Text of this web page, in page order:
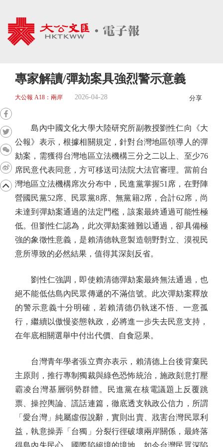
專家解讀/彈劾案具強烈警示意義
大公報 A18：兩岸 2026-04-28 分享
島內中國文化大學大陸研究所副教授劉性仁向《大
公報》表示，根據相關規定，針對台灣地區領導人的彈
劾案，需獲得台灣地區立法機構三分之二以上、至少76
席民意代表同意，方可移送司法院大法官審理。當前台
灣地區立法機構席次分布中，民進黨掌握51席，在野陣
營國民黨52席、民眾黨8席、無黨籍2席，合計62席，尚
未達到彈劾案通過的法定門檻，該案最終通過可能性極
低。但劉性仁認為，此次彈劾案雖難以通過，卻具備極
強的象徵性意義，是賴清德執意製造朝野對立、漠視民
意所導致的必然結果，值得其深刻反省。
劉性仁強調，即使賴清德彈劾案最終無法通過，也
絕不能低估島內民眾傳遞的不滿信號。此次彈劾案釋放
的警示意義十分明確，若賴清德仍執迷不悟、一意孤
行，繼續以傲慢姿態執政，必將進一步失去民意支持，
在年底相關選舉中付出代價、自食惡果。
台灣青年學者張立齊亦表示，賴清德上台後背棄民
主原則，推行專制獨裁與綠色恐怖統治，施政刻意打壓
霸凌台灣基層弱勢群體。民進黨在核電議題上反覆跳
票、操控輿論、謊話連篇，徹底透支執政公信力，所謂
「愛台灣」純屬虛假說辭，實則出賣、戕害台灣民眾利
益，執意操弄「台獨」分裂行徑破壞兩岸關係，最終落